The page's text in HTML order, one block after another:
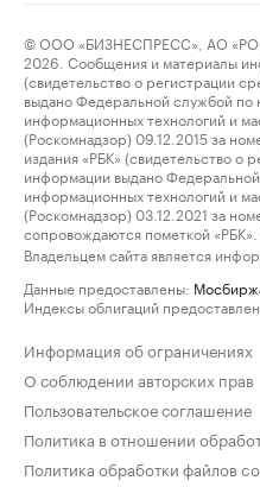
© ООО «БИЗНЕСПРЕСС», АО
2026. Сообщения и материалы
(свидетельство о регистрации
выдано Федеральной службой по
информационных технологий и
(Роскомнадзор) 09.12.2015 за
издания «РБК» (свидетельство о
информации выдано
информационных технологий и
(Роскомнадзор) 03.12.2021 за
сопровождаются пометкой «РБК».
Владельцем сайта является
Данные предоставлены:
Индексы облигаций
Информация об ограничениях
О соблюдении авторских прав
Пользовательское соглашение
Политика в отношении
Политика обработки файлов